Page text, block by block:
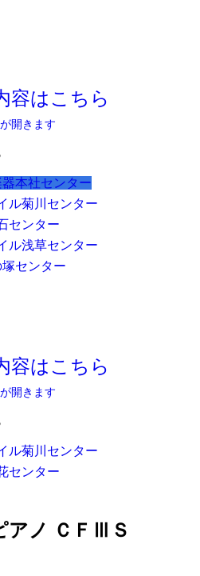
容はこちら
開きます
器本社センター
ル菊川センター
センター
ル浅草センター
センター
容はこちら
開きます
ル菊川センター
センター
アノ ＣＦⅢＳ